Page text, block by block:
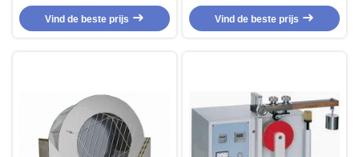
aanrakingsscherm het Testen
Machine voor Bagagekarretje het
Vergelden
Vind de beste prijs
Controlekoffer, Bagagesimulatie
die het Leven het Testen Machine
met behulp van
Vind de beste prijs